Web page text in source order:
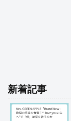
新着記事